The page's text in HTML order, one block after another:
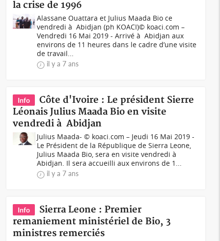
la crise de 1996
Alassane Ouattara et Julius Maada Bio ce
vendredi à Abidjan (ph KOACI)© koaci.com –
Vendredi 16 Mai 2019 - Arrivé à Abidjan aux
environs de 11 heures dans le cadre d’une visite
de travail...
il y a 7 ans
Info
Côte d'Ivoire : Le président Sierre
Léonais Julius Maada Bio en visite
vendredi à Abidjan
Julius Maada- © koaci.com – Jeudi 16 Mai 2019 -
Le Président de la République de Sierra Leone,
Julius Maada Bio, sera en visite vendredi à
Abidjan. Il sera accueilli aux environs de 1...
il y a 7 ans
Info
Sierra Leone : Premier
remaniement ministériel de Bio, 3
ministres remerciés